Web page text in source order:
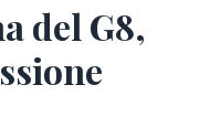
del G8,